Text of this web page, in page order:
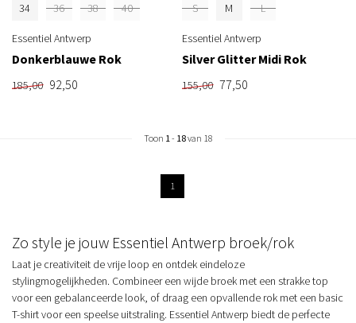
34 36 38 40
Essentiel Antwerp
Donkerblauwe Rok
185,00 92,50
S M L
Essentiel Antwerp
Silver Glitter Midi Rok
155,00 77,50
Toon 1- 18van 18
1
Zo style je jouw Essentiel Antwerp broek/rok
Laat je creativiteit de vrije loop en ontdek eindeloze
stylingmogelijkheden. Combineer een wijde broek met een strakke top
voor een gebalanceerde look, of draag een opvallende rok met een basic
T-shirt voor een speelse uitstraling. Essentiel Antwerp biedt de perfecte